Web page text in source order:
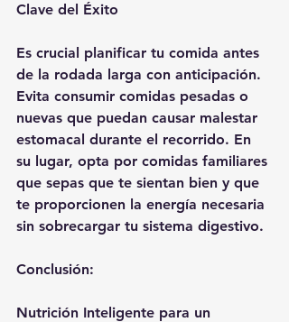
Clave del Éxito
Es crucial planificar tu comida antes
de la rodada larga con anticipación.
Evita consumir comidas pesadas o
nuevas que puedan causar malestar
estomacal durante el recorrido. En
su lugar, opta por comidas familiares
que sepas que te sientan bien y que
te proporcionen la energía necesaria
sin sobrecargar tu sistema digestivo.
Conclusión:
Nutrición Inteligente para un